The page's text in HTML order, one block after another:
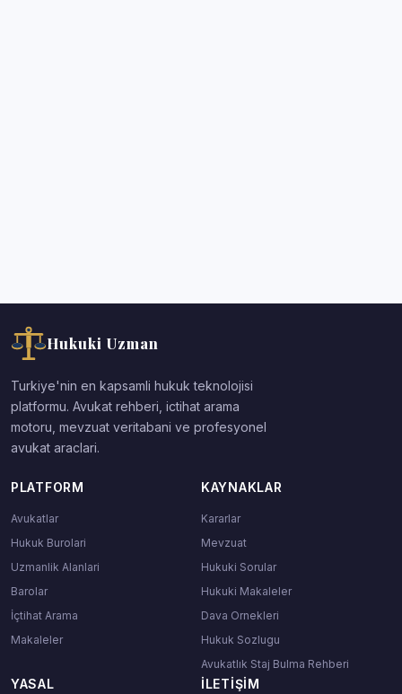
Hukuki Uzman
Turkiye'nin en kapsamli hukuk teknolojisi
platformu. Avukat rehberi, ictihat arama
motoru, mevzuat veritabani ve profesyonel
avukat araclari.
PLATFORM
Avukatlar
Hukuk Burolari
Uzmanlik Alanlari
Barolar
İçtihat Arama
Makaleler
KAYNAKLAR
Kararlar
Mevzuat
Hukuki Sorular
Hukuki Makaleler
Dava Ornekleri
Hukuk Sozlugu
Avukatlık Staj Bulma Rehberi
YASAL İLETIŞIM